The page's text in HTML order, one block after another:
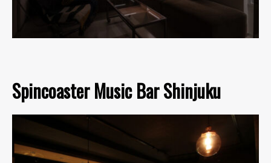
Spincoaster Music Bar Shinjuku